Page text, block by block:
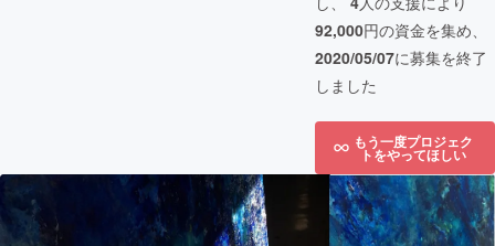
92,000円の資金を集め、
2020/05/07に募集を終了
しました
もう一度プロジェク
トをやってほしい